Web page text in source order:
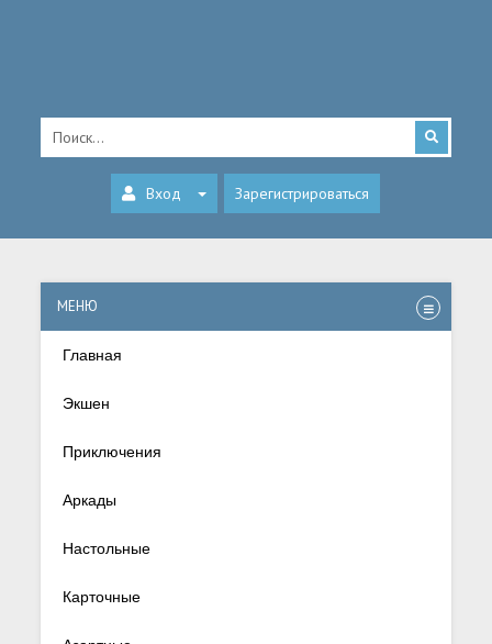
Вход Зарегистрироваться
МЕНЮ
Главная
Экшен
Приключения
Аркады
Настольные
Карточные